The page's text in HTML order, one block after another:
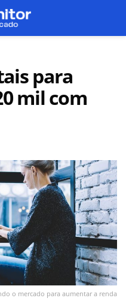
para
mil com
o mercado para aumentar a renda